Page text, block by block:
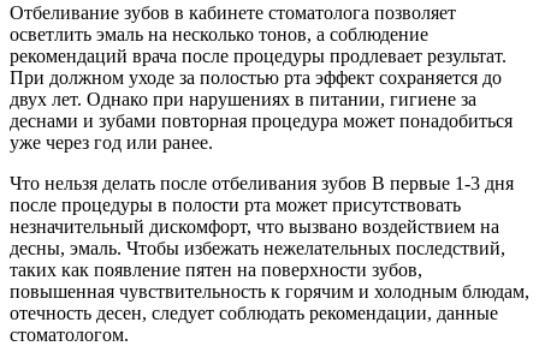
Отбеливание зубов в кабинете стоматолога позволяет
осветлить эмаль на несколько тонов, а соблюдение
рекомендаций врача после процедуры продлевает результат.
При должном уходе за полостью рта эффект сохраняется до
двух лет. Однако при нарушениях в питании, гигиене за
деснами и зубами повторная процедура может понадобиться
уже через год или ранее.
Что нельзя делать после отбеливания зубов В первые 1-3 дня
после процедуры в полости рта может присутствовать
незначительный дискомфорт, что вызвано воздействием на
десны, эмаль. Чтобы избежать нежелательных последствий,
таких как появление пятен на поверхности зубов,
повышенная чувствительность к горячим и холодным блюдам,
отечность десен, следует соблюдать рекомендации, данные
стоматологом.